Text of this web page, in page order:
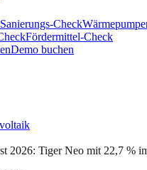
Sanierungs-Check
Fördermittel-Check
Demo buchen
2026: Tiger Neo mit 22,7 %